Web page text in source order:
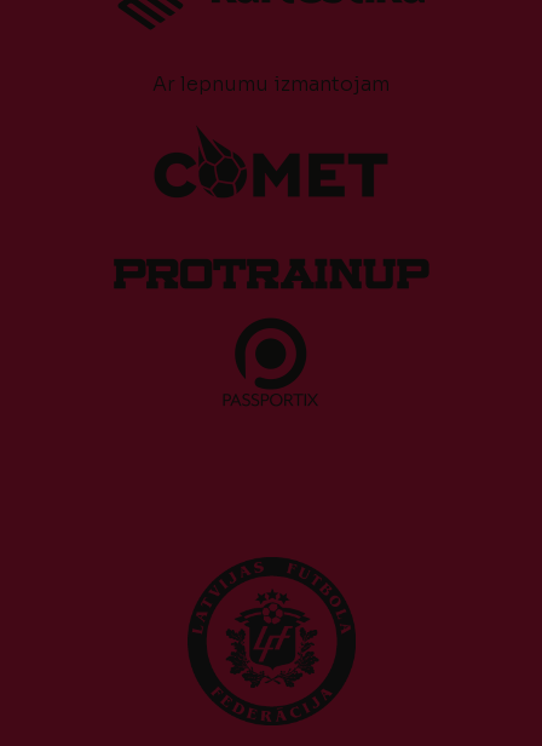
Ar lepnumu izmantojam